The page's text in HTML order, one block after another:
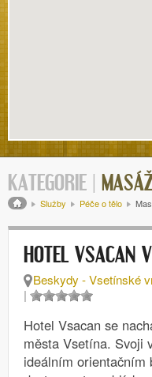
KATEGORIE |
Drobečková
Služby Péče o tělo
HOTEL VSACAN
Beskydy - Vsetínské
|
Hotel Vsacan se
města Vsetína. Svoji
ideálním orientačním